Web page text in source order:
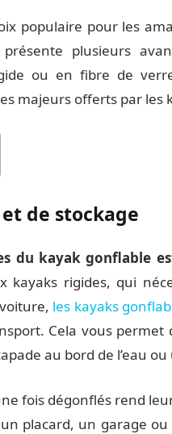
populaire pour les
plusieurs
ou en fibre de
majeurs offerts par les
de stockage
du kayak gonflable
kayaks rigides, qui
les kayaks
Cela vous
au bord de l’eau ou
fois dégonflés rend
placard, un garage